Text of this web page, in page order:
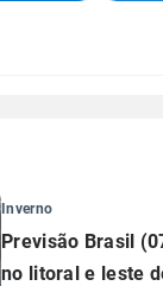
Inverno
Previsão Brasil
no litoral e leste